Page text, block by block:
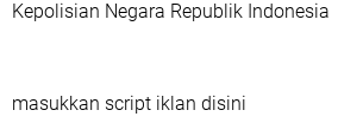
Kepolisian Negara Republik Indonesia
masukkan script iklan disini